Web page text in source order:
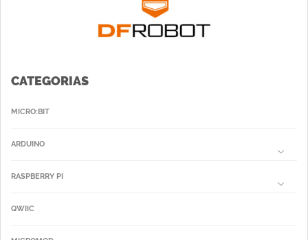
CATEGORIAS
MICRO:BIT
ARDUINO
RASPBERRY PI
QWIIC